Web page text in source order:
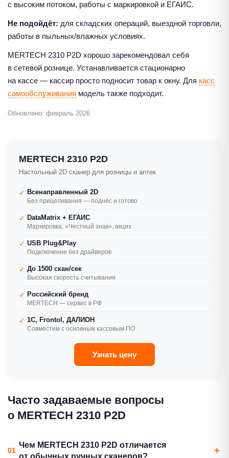
с высоким потоком, работы с маркировкой и ЕГАИС.
Не подойдёт: для складских операций, выездной торговли,
работы в пыльных/влажных условиях.
MERTECH 2310 P2D хорошо зарекомендовал себя
в сетевой рознице. Устанавливается стационарно
на кассе — кассир просто подносит товар к окну. Для касс
самообслуживания модель также подходит.
Обновлено: февраль 2026
MERTECH 2310 P2D
Настольный 2D сканер для розницы и аптек
✓ Всенаправленный 2D
Без прицеливания — поднёс и готово
✓ DataMatrix + ЕГАИС
Маркировка, «Честный знак», акциз
✓ USB Plug&Play
Подключение без драйверов
✓ До 1500 скан/сек
Высокая скорость считывания
✓ Российский бренд
MERTECH — сервис в РФ
✓ 1С, Frontol, ДАЛИОН
Совместим с основным кассовым ПО
Узнать цену
Часто задаваемые вопросы
о MERTECH 2310 P2D
Чем MERTECH 2310 P2D отличается
от обычных ручных сканеров?